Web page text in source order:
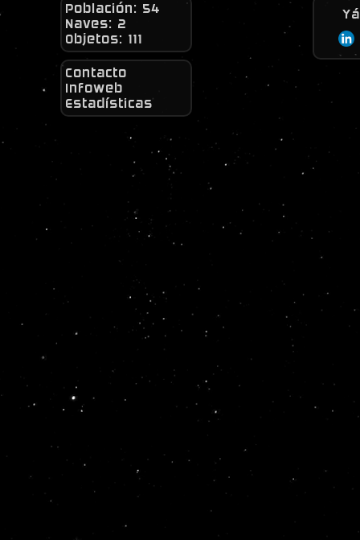
Población: 54
Naves: 2
Objetos: 111
Contacto
Infoweb
Estadísticas